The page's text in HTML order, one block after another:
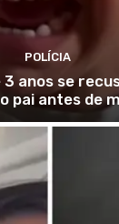
POLÍCIA
3 anos se
pai antes de